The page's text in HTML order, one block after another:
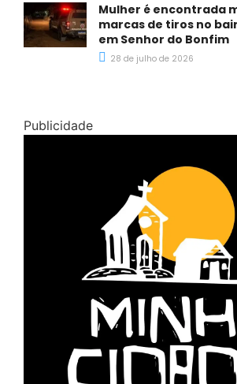
Mulher é encontrada
marcas de tiros no
em Senhor do Bonfim
28 de julho de 2026
Publicidade